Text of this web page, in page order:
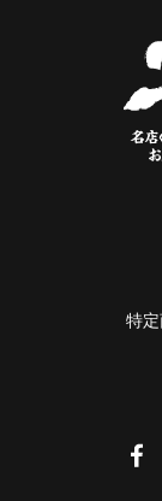
特